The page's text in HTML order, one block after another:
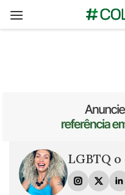
LGBTQ o